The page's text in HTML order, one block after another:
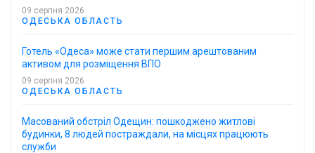
09 серпня 2026
ОДЕСЬКА ОБЛАСТЬ
Готель «Одеса» може стати першим арештованим
активом для розміщення ВПО
09 серпня 2026
ОДЕСЬКА ОБЛАСТЬ
Масований обстріл Одещин: пошкоджено житлові
будинки, 8 людей постраждали, на місцях працюють
служби